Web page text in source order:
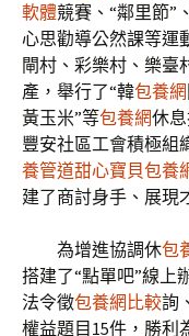
軟體競賽、“鄰里節”
心思勸導公然課等運
閘村、彩樂村、樂臺
產，舉行了“韓包養網
黃玉米”等包養網休
豐安社區工會積極組
養管道甜心寶貝包養
建了商討身手、展現
為增進協調休包
搭建了“點單吧”線上
法令徵包養網比較詢
權益題目15件，勝利